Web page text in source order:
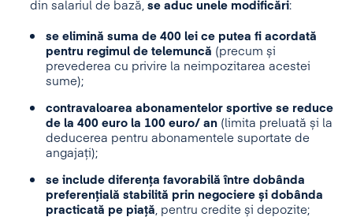
din salariul de bază, se aduc unele modificări:
se elimină suma de 400 lei ce putea fi acordată
pentru regimul de telemuncă (precum și
prevederea cu privire la neimpozitarea acestei
sume);
contravaloarea abonamentelor sportive se reduce
de la 400 euro la 100 euro/ an (limita preluată și la
deducerea pentru abonamentele suportate de
angajați);
se include diferența favorabilă între dobânda
preferențială stabilită prin negociere și dobânda
practicată pe piață , pentru credite și depozite;